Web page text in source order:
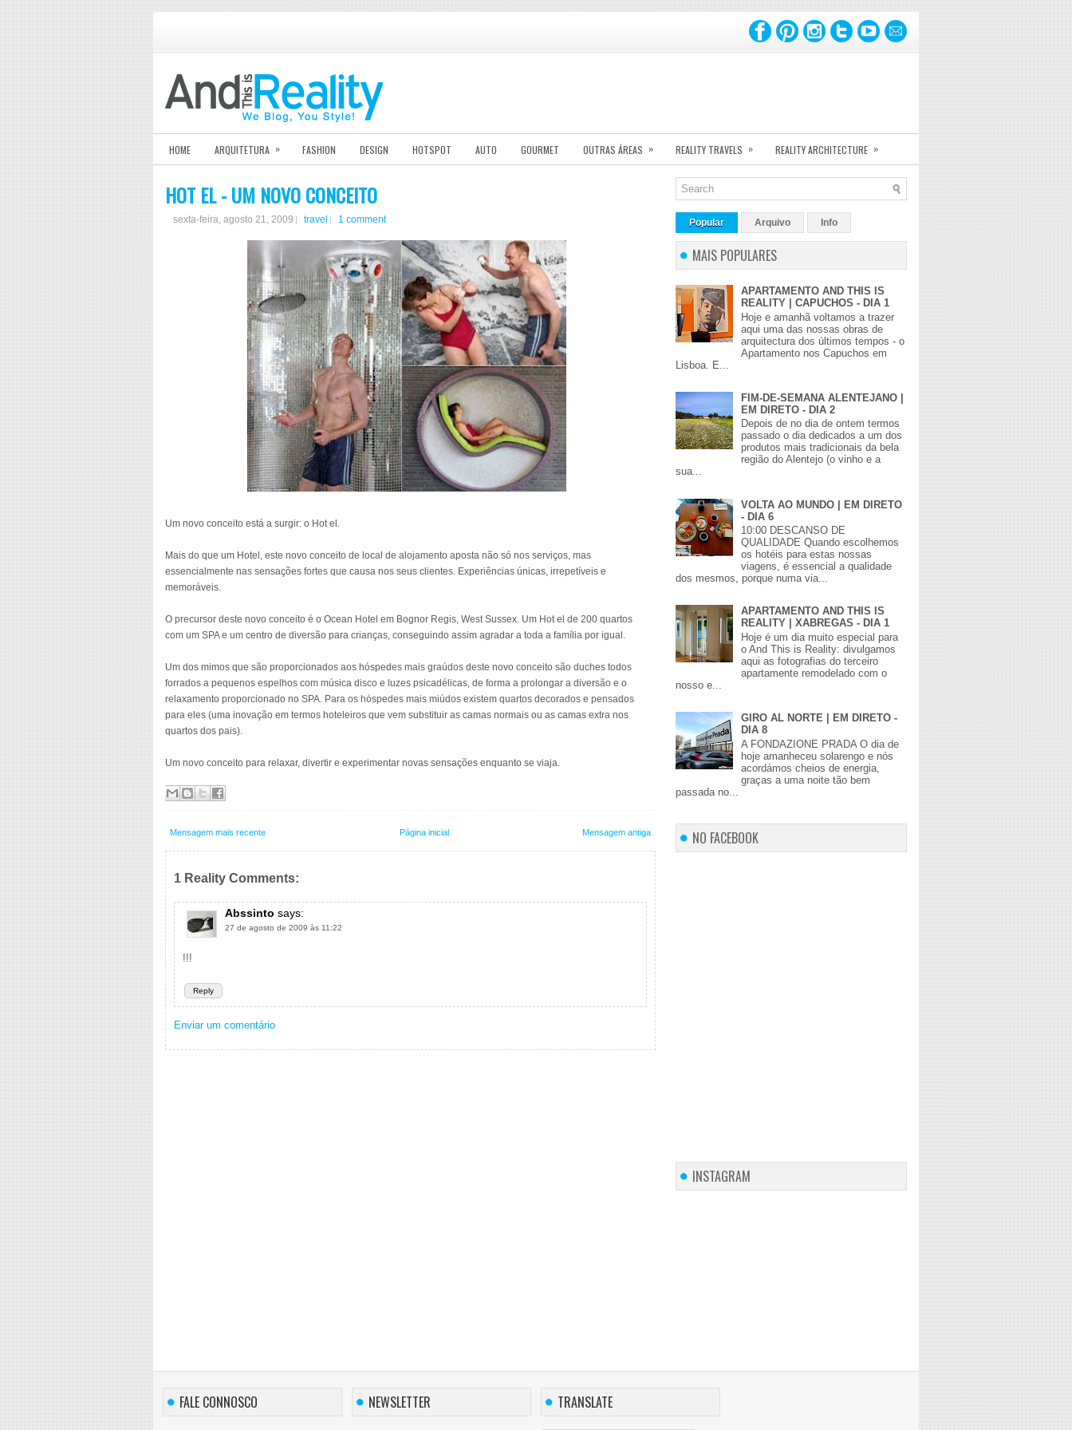
HOME ARQUITETURA » FASHION DESIGN HOTSPOT AUTO GOURMET OUTRAS ÁREAS » REALITY TRAVELS » REALITY ARCHITECTURE »
HOT EL - UM NOVO CONCEITO
sexta-feira, agosto 21, 2009 travel 1 comment
Um novo conceito está a surgir: o Hot el.
Mais do que um Hotel, este novo conceito de local de alojamento aposta não só nos serviços, mas
essencialmente nas sensações fortes que causa nos seus clientes. Experiências únicas, irrepetíveis e
memoráveis.
O precursor deste novo conceito é o Ocean Hotel em Bognor Regis, West Sussex. Um Hot el de 200 quartos
com um SPA e um centro de diversão para crianças, conseguindo assim agradar a toda a família por igual.
Um dos mimos que são proporcionados aos hóspedes mais graúdos deste novo conceito são duches todos
forrados a pequenos espelhos com música disco e luzes psicadélicas, de forma a prolongar a diversão e o
relaxamento proporcionado no SPA. Para os hóspedes mais miúdos existem quartos decorados e pensados
para eles (uma inovação em termos hoteleiros que vem substituir as camas normais ou as camas extra nos
quartos dos pais).
Um novo conceito para relaxar, divertir e experimentar novas sensações enquanto se viaja.
Mensagem mais recente Mensagem antiga
Página inicial
1 Reality Comments:
Abssinto says:
27 de agosto de 2009 às 11:22
Reply
!!!
Enviar um comentário
Popular Arquivo Info
MAIS POPULARES
APARTAMENTO AND THIS IS
REALITY | CAPUCHOS - DIA 1
Hoje e amanhã voltamos a trazer
aqui uma das nossas obras de
arquitectura dos últimos tempos - o
Apartamento nos Capuchos em
Lisboa. E...
FIM-DE-SEMANA ALENTEJANO |
EM DIRETO - DIA 2
Depois de no dia de ontem termos
passado o dia dedicados a um dos
produtos mais tradicionais da bela
região do Alentejo (o vinho e a
sua...
VOLTA AO MUNDO | EM DIRETO
- DIA 6
10:00 DESCANSO DE
QUALIDADE Quando escolhemos
os hotéis para estas nossas
viagens, é essencial a qualidade
dos mesmos, porque numa via...
APARTAMENTO AND THIS IS
REALITY | XABREGAS - DIA 1
Hoje é um dia muito especial para
o And This is Reality: divulgamos
aqui as fotografias do terceiro
apartamente remodelado com o
nosso e...
GIRO AL NORTE | EM DIRETO -
DIA 8
A FONDAZIONE PRADA O dia de
hoje amanheceu solarengo e nós
acordámos cheios de energia,
graças a uma noite tão bem
passada no...
NO FACEBOOK
INSTAGRAM
FALE CONNOSCO NEWSLETTER TRANSLATE